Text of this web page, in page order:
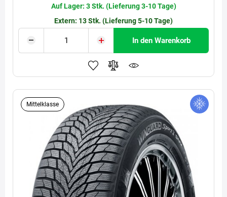
Auf Lager: 3 Stk. (Lieferung 3-10 Tage)
Extern: 13 Stk. (Lieferung 5-10 Tage)
In den Warenkorb
Mittelklasse